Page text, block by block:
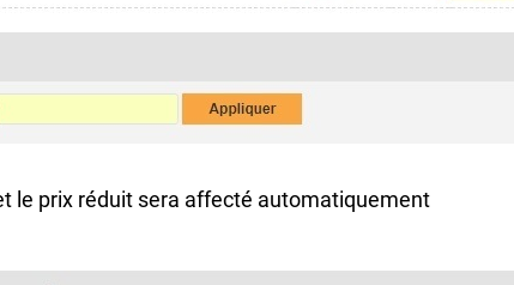
le prix réduit sera affecté automatiquement